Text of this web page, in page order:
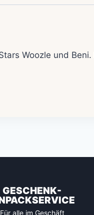
Woozle und Beni.
GESCHENK-
Für alle im Geschäft